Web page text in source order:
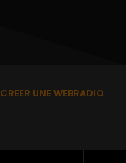
CREER UNE WEBRADIO